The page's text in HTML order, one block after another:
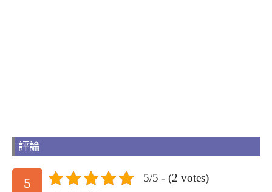
評論
5 5/5 - (2 votes)